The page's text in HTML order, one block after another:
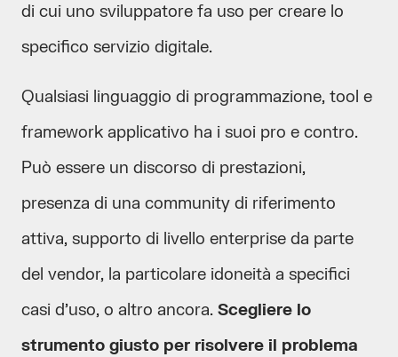
di cui uno sviluppatore fa uso per creare lo
specifico servizio digitale.
Qualsiasi linguaggio di programmazione, tool e
framework applicativo ha i suoi pro e contro.
Può essere un discorso di prestazioni,
presenza di una community di riferimento
attiva, supporto di livello enterprise da parte
del vendor, la particolare idoneità a specifici
casi d’uso, o altro ancora. Scegliere lo
strumento giusto per risolvere il problema